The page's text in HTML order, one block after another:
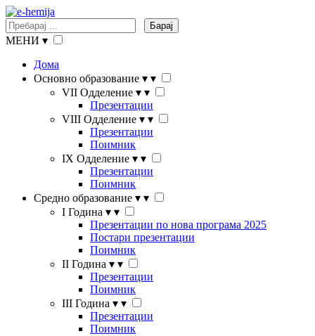
Барај
МЕНИ ▾
Дома
Основно образование ▾ ▾
VII Одделение ▾ ▾
Презентации
VIII Одделение ▾ ▾
Презентации
Поимник
IX Одделение ▾ ▾
Презентации
Поимник
Средно образование ▾ ▾
I Година ▾ ▾
Презентации по нова програма 2025
Постари презентации
Поимник
II Година ▾ ▾
Презентации
Поимник
III Година ▾ ▾
Презентации
Поимник